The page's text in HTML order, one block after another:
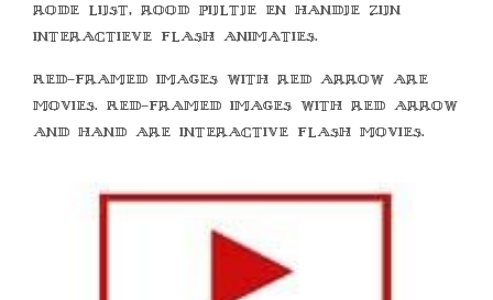
rode lijst, rood pijltje en handje zijn
interactieve flash animaties.
Red-framed images with red arrow are
movies. Red-framed images with red arrow
and hand are interactive flash movies.